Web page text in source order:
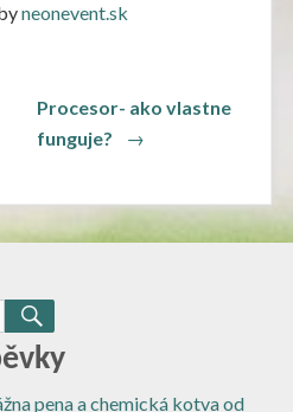
neonevent.sk
Procesor- ako vlastne
funguje?Next
→
SEARCH
pena a chemická kotva od